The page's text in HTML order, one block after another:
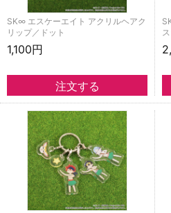
SK∞ エスケーエイト アクリルヘアク
リップ／ドット
1,100円